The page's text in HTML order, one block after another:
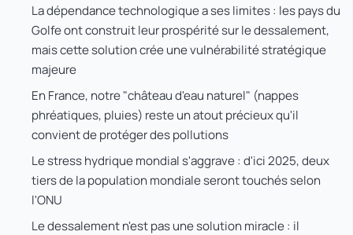
La dépendance technologique a ses limites : les pays du
Golfe ont construit leur prospérité sur le dessalement,
mais cette solution crée une vulnérabilité stratégique
majeure
En France, notre "château d'eau naturel" (nappes
phréatiques, pluies) reste un atout précieux qu'il
convient de protéger des pollutions
Le stress hydrique mondial s'aggrave : d'ici 2025, deux
tiers de la population mondiale seront touchés selon
l'ONU
Le dessalement n'est pas une solution miracle : il